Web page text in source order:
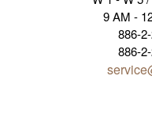
9 AM -
886-
886-